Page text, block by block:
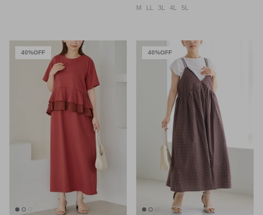
ュラーカラーシ 【定番】サイドスリットデニムパンツ
公式サイト限定価格
¥7,920
M LL
M LL 3L 4L 5L
40%OFF 40%OFF